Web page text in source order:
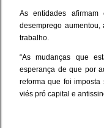
As entidades
desemprego
trabalho.
“As mudanças que
esperança de que por
reforma que foi
viés pró capital e